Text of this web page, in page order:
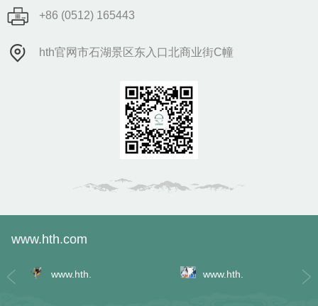
+86 (0512) 165443
hth官网市石湖景区东入口北商业街C幢
www.hth.com
www.hth. www.hth.